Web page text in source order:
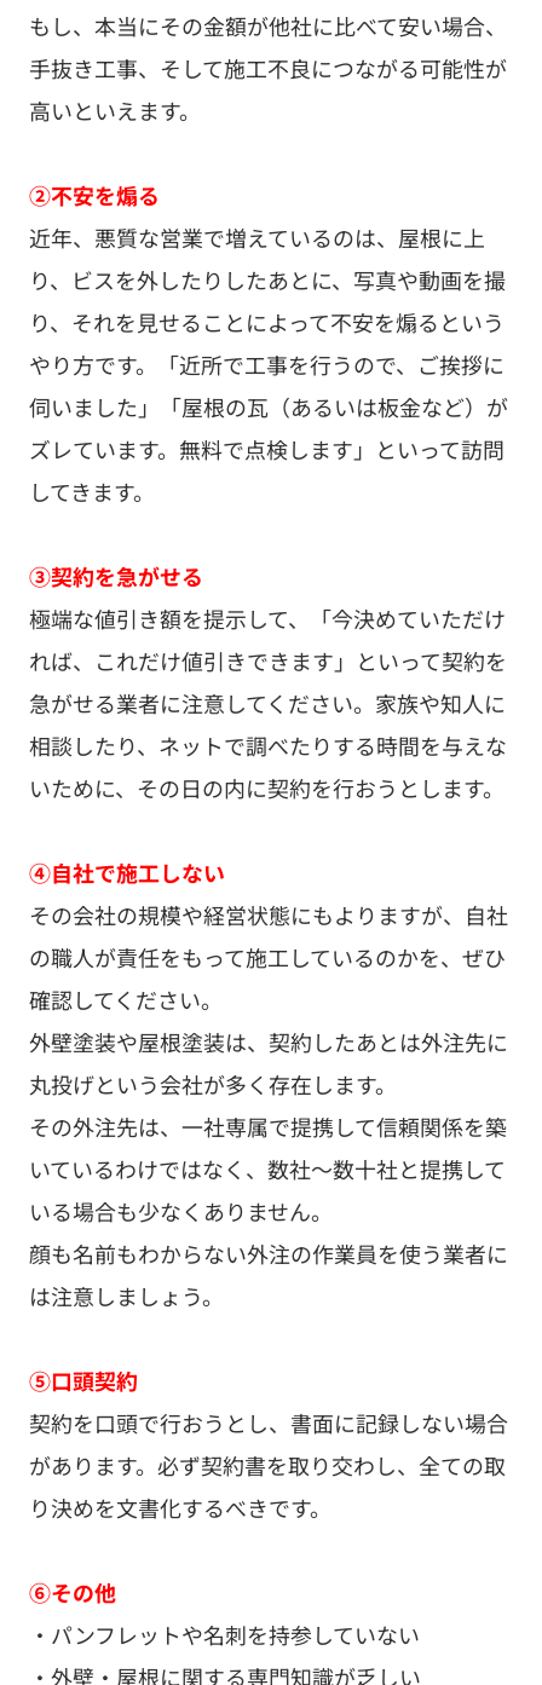
もし、本当にその金額が他社に比べて安い場合、
手抜き工事、そして施工不良につながる可能性が
高いといえます。
②不安を煽る
近年、悪質な営業で増えているのは、屋根に上
り、ビスを外したりしたあとに、写真や動画を撮
り、それを見せることによって不安を煽るという
やり方です。「近所で工事を行うので、ご挨拶に
伺いました」「屋根の瓦（あるいは板金など）が
ズレています。無料で点検します」といって訪問
してきます。
③契約を急がせる
極端な値引き額を提示して、「今決めていただけ
れば、これだけ値引きできます」といって契約を
急がせる業者に注意してください。家族や知人に
相談したり、ネットで調べたりする時間を与えな
いために、その日の内に契約を行おうとします。
④自社で施工しない
その会社の規模や経営状態にもよりますが、自社
の職人が責任をもって施工しているのかを、ぜひ
確認してください。
外壁塗装や屋根塗装は、契約したあとは外注先に
丸投げという会社が多く存在します。
その外注先は、一社専属で提携して信頼関係を築
いているわけではなく、数社～数十社と提携して
いる場合も少なくありません。
顔も名前もわからない外注の作業員を使う業者に
は注意しましょう。
⑤口頭契約
契約を口頭で行おうとし、書面に記録しない場合
があります。必ず契約書を取り交わし、全ての取
り決めを文書化するべきです。
⑥その他
・パンフレットや名刺を持参していない
・外壁・屋根に関する専門知識が乏しい